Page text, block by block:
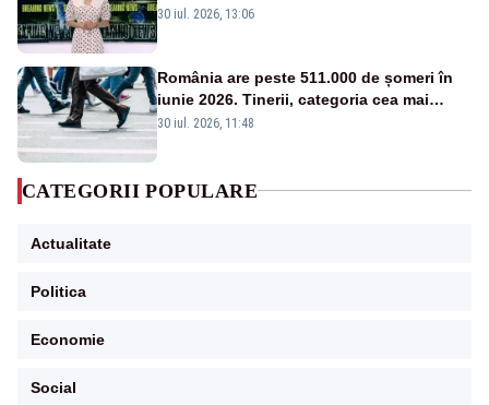
cer transparență în achiziții și un echilibru
30 iul. 2026, 13:06
România are peste 511.000 de șomeri în
iunie 2026. Tinerii, categoria cea mai
afectată
30 iul. 2026, 11:48
CATEGORII POPULARE
Actualitate
Politica
Economie
Social